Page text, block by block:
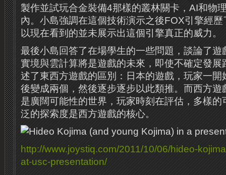
製作並試玩合金裝備4那樣的叢林關卡， AI和物
內。小島強調在這個技術演示之後FOX引擎經歷
以現在看到的並未展示出這個引擎真正的威力。
最後小島回答了在場學生的一些問題，談論了遊
實境與雲計算將是遊戲的未來，即使不確定發展
述了東西方遊戲的區別：日本的遊戲，玩家一開
後變成兩個，然後逐步逐步以此類推。而西方遊
是廣闊可能性的世界，玩家時刻在評估，多樣
泛的探索度是西方遊戲的核心。
http://www.joystiq.com/2011/10/06/hideo-
at-usc-presentation/